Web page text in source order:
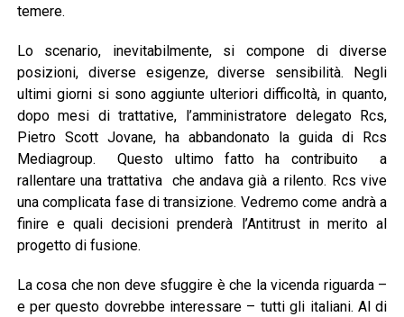
temere.
Lo scenario, inevitabilmente, si compone di diverse
posizioni, diverse esigenze, diverse sensibilità. Negli
ultimi giorni si sono aggiunte ulteriori difficoltà, in quanto,
dopo mesi di trattative, l’amministratore delegato Rcs,
Pietro Scott Jovane, ha abbandonato la guida di Rcs
Mediagroup. Questo ultimo fatto ha contribuito a
rallentare una trattativa che andava già a rilento. Rcs vive
una complicata fase di transizione. Vedremo come andrà a
finire e quali decisioni prenderà l’Antitrust in merito al
progetto di fusione.
La cosa che non deve sfuggire è che la vicenda riguarda –
e per questo dovrebbe interessare – tutti gli italiani. Al di